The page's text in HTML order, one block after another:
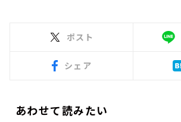
ポスト
シェア
あわせて読みたい